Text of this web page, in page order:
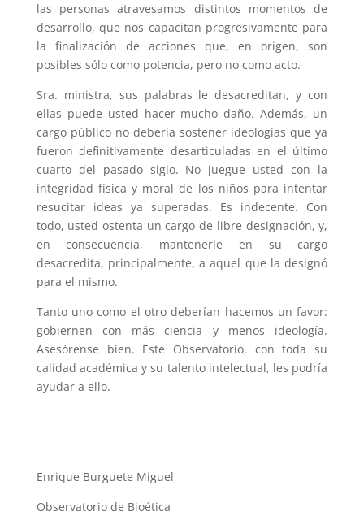
las personas atravesamos distintos momentos de
desarrollo, que nos capacitan progresivamente para
la finalización de acciones que, en origen, son
posibles sólo como potencia, pero no como acto.
Sra. ministra, sus palabras le desacreditan, y con
ellas puede usted hacer mucho daño. Además, un
cargo público no debería sostener ideologías que ya
fueron definitivamente desarticuladas en el último
cuarto del pasado siglo. No juegue usted con la
integridad física y moral de los niños para intentar
resucitar ideas ya superadas. Es indecente. Con
todo, usted ostenta un cargo de libre designación, y,
en consecuencia, mantenerle en su cargo
desacredita, principalmente, a aquel que la designó
para el mismo.
Tanto uno como el otro deberían hacemos un favor:
gobiernen con más ciencia y menos ideología.
Asesórense bien. Este Observatorio, con toda su
calidad académica y su talento intelectual, les podría
ayudar a ello.
Enrique Burguete Miguel
Observatorio de Bioética